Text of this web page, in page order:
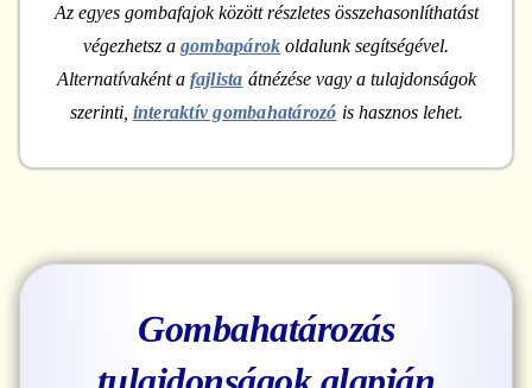
Az egyes gombafajok között részletes összehasonlíthatást
végezhetsz a gombapárok oldalunk segítségével.
Alternatívaként a fajlista átnézése vagy a tulajdonságok
szerinti, interaktív gombahatározó is hasznos lehet.
Gombahatározás